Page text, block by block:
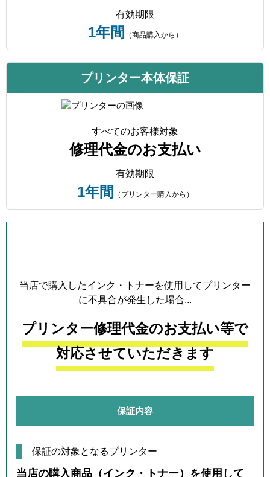
有効期限
1年間 （商品購入から）
プリンター本体保証
すべてのお客様対象
修理代金のお支払い
有効期限
1年間 （プリンター購入から）
当店で購入したインク・トナーを使用してプリンター
に不具合が発生した場合...
プリンター修理代金のお支払い等で
対応させていただきます
保証内容
保証の対象となるプリンター
当店の購入商品（インク・トナー）を使用して